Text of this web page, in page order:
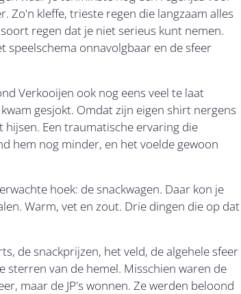
Zo'n kleffe, trieste regen die langzaam alles
regen dat je niet serieus kunt nemen.
speelschema onnavolgbaar en de sfeer
Verkooijen ook nog eens veel te laat
gesjokt. Omdat zijn eigen shirt nergens
hijsen. Een traumatische ervaring die
hem nog minder, en het voelde gewoon
hoek: de snackwagen. Daar kon je
Warm, vet en zout. Drie dingen die op dat
de snackprijzen, het veld, de algehele sfeer
sterren van de hemel. Misschien waren de
maar de JP's wonnen. Ze werden beloond